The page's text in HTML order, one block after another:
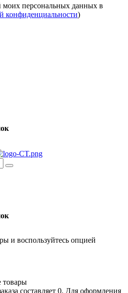
моих персональных данных в
конфиденциальности)
и воспользуйтесь опцией
составляет 0. Для оформления